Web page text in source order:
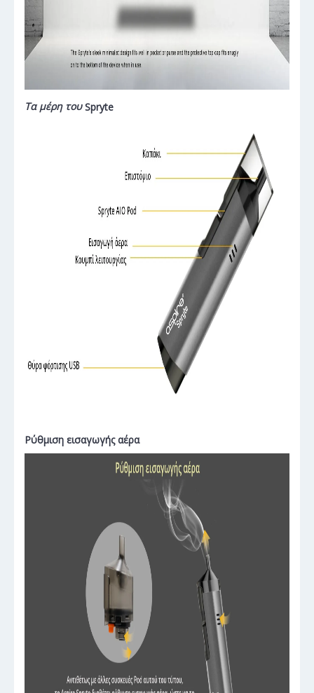
Τα μέρη τουSpryte
Ρύθμιση εισαγωγής αέρα